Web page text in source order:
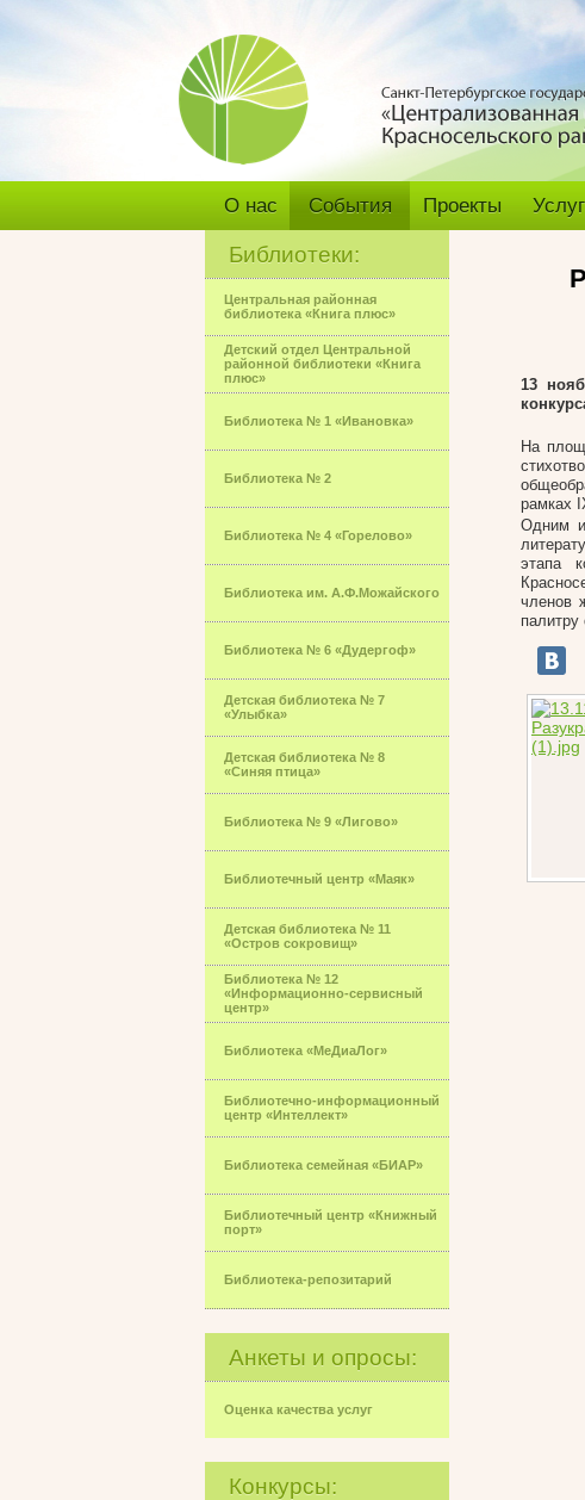
О нас События Проекты
Библиотеки:
Центральная районная
библиотека «Книга плюс»
Детский отдел Центральной
районной библиотеки «Книга
плюс»
Библиотека № 1 «Ивановка»
Библиотека № 2
Библиотека № 4 «Горелово»
Библиотека им. А.Ф.Можайского
Библиотека № 6 «Дудергоф»
Детская библиотека № 7
«Улыбка»
Детская библиотека № 8
«Синяя птица»
Библиотека № 9 «Лигово»
Библиотечный центр «Маяк»
Детская библиотека № 11
«Остров сокровищ»
Библиотека № 12
«Информационно-сервисный
центр»
Библиотека «МеДиаЛог»
Библиотечно-информационный
центр «Интеллект»
Библиотека семейная «БИАР»
Библиотечный центр «Книжный
порт»
Библиотека-репозитарий
Анкеты и опросы:
Оценка качества услуг
Конкурсы:
13
На
рамках
Одним
этапа
членов
палитру